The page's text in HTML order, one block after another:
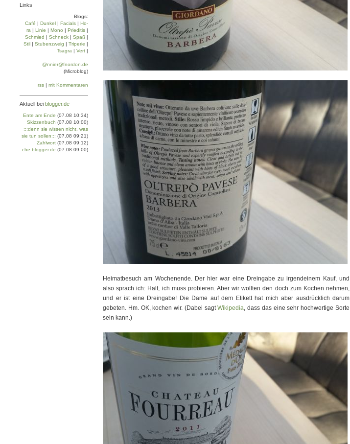
Heimatbesuch am Wochenende. Der hier war eine Dreingabe zu irgendeinem Kauf, und
also sprach ich: Halt, ich muss probieren. Aber wir wollten den doch zum Kochen nehmen,
und er ist eine Dreingabe! Die Dame auf dem Etikett hat mich aber ausdrücklich darum
gebeten. Hm. OK, kochen wir. (Dabei sagtWikipedia, dass das eine sehr hochwertige Sorte
sein kann.)
Links
Blogs:
Café | Dun­kel | Facials | Ho­
ra | Linie | Mo­no | Prie­di­tis |
Schmied | Schneck | Spaß |
Stil | Stu­ben­zweig | Tri­pe­rie |
Tsa­gra | Vert |
@nnier@fnordon.de
(Microblog)
rss | mit Kommentaren
Aktuell bei blogger.de
Ente am Ende (07.08 10:34)
Skizzenbuch (07.08 10:00)
:::denn sie wissen nicht, was
sie tun sollen::: (07.08 09:21)
Zahlwort (07.08 09:12)
che.blogger.de (07.08 09:00)